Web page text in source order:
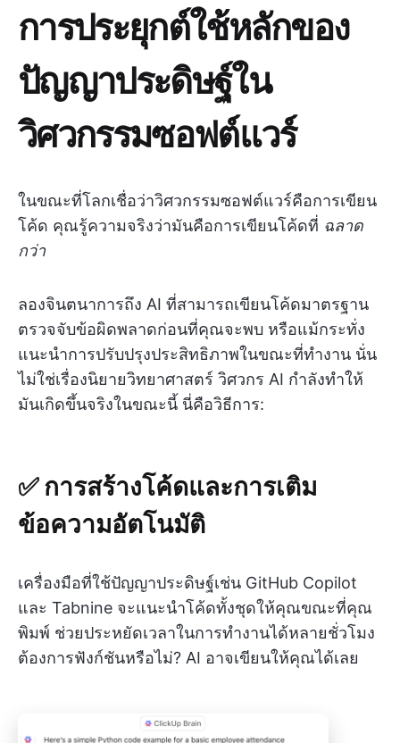
การประยุกต์ใช้หลักของ
ปัญญาประดิษฐ์ใน
วิศวกรรมซอฟต์แวร์
ในขณะที่โลกเชื่อว่าวิศวกรรมซอฟต์แวร์คือการเขียน
โค้ด คุณรู้ความจริงว่ามันคือการเขียนโค้ดที่ ฉลาด
กว่า
ลองจินตนาการถึง AI ที่สามารถเขียนโค้ดมาตรฐาน
ตรวจจับข้อผิดพลาดก่อนที่คุณจะพบ หรือแม้กระทั่ง
แนะนำการปรับปรุงประสิทธิภาพในขณะที่ทำงาน นั่น
ไม่ใช่เรื่องนิยายวิทยาศาสตร์ วิศวกร AI กำลังทำให้
มันเกิดขึ้นจริงในขณะนี้ นี่คือวิธีการ:
✅ การสร้างโค้ดและการเติม
ข้อความอัตโนมัติ
เครื่องมือที่ใช้ปัญญาประดิษฐ์เช่น GitHub Copilot
และ Tabnine จะแนะนำโค้ดทั้งชุดให้คุณขณะที่คุณ
พิมพ์ ช่วยประหยัดเวลาในการทำงานได้หลายชั่วโมง
ต้องการฟังก์ชันหรือไม่? AI อาจเขียนให้คุณได้เลย